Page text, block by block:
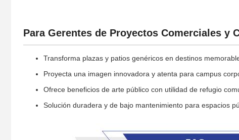
Para Gerentes de Proyectos Comerciales y
Transforma plazas y patios genéricos en destinos
Proyecta una imagen innovadora y atenta para campus
Ofrece beneficios de arte público con utilidad de refugio
Solución duradera y de bajo mantenimiento para espacios